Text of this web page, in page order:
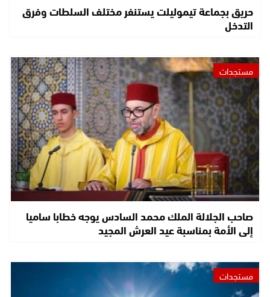
حريق بجماعة تيموليلت يستنفر مختلف السلطات وفرق
التدخل
مستجدات
صاحب الجلالة الملك محمد السادس يوجه خطابا ساميا
إلى الأمة بمناسبة عيد العرش المجيد
مستجدات